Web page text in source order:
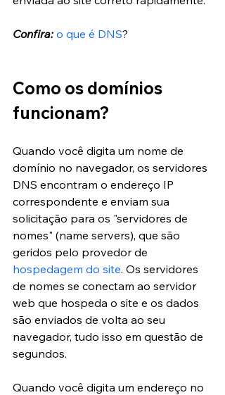
Confira: o que é DNS?
Como os domínios
funcionam?
Quando você digita um nome de
domínio no navegador, os servidores
DNS encontram o endereço IP
correspondente e enviam sua
solicitação para os "servidores de
nomes" (name servers), que são
geridos pelo provedor de
hospedagem do site. Os servidores
de nomes se conectam ao servidor
web que hospeda o site e os dados
são enviados de volta ao seu
navegador, tudo isso em questão de
segundos.
Quando você digita um endereço no